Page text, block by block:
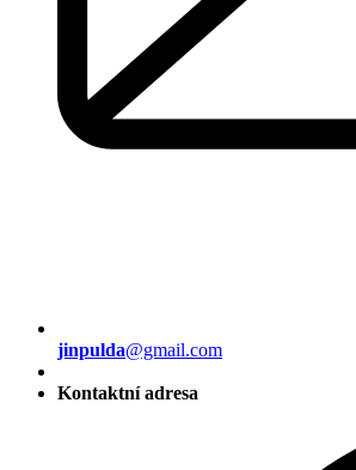
jinpulda@gmail.com
Kontaktní adresa